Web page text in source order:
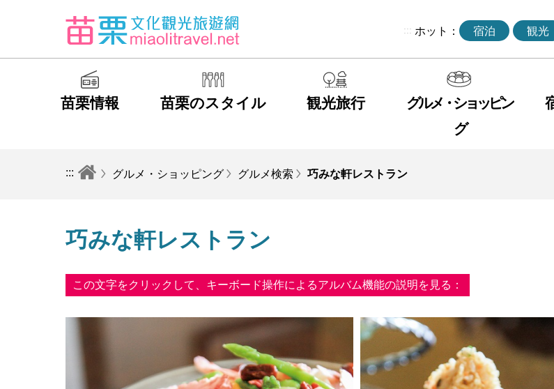
::: ホット： 宿泊 観光
苗栗情報 苗栗のスタイル 観光旅行
グルメ・ショッピン
グ
::: グルメ・ショッピング グルメ検索 巧みな軒レストラン
巧みな軒レストラン
この文字をクリックして、キーボード操作によるアルバム機能の説明を見る：